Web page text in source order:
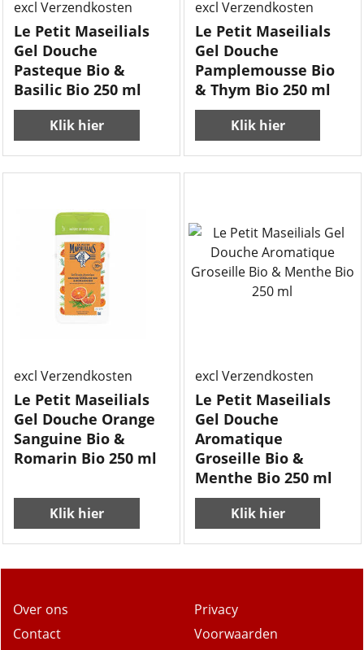
excl Verzendkosten
Le Petit Maseilials
Gel Douche
Pasteque Bio &
Basilic Bio 250 ml
Klik hier
excl Verzendkosten
Le Petit Maseilials
Gel Douche
Pamplemousse Bio
& Thym Bio 250 ml
Klik hier
excl Verzendkosten
Le Petit Maseilials
Gel Douche Orange
Sanguine Bio &
Romarin Bio 250 ml
Klik hier
excl Verzendkosten
Le Petit Maseilials
Gel Douche
Aromatique
Groseille Bio &
Menthe Bio 250 ml
Klik hier
Over ons
Contact
Privacy
Voorwaarden